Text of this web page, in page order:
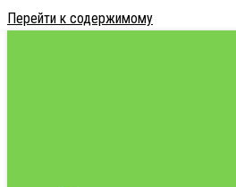
Перейти к содержимому